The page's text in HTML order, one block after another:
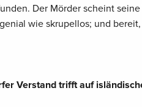
Der Mörder scheint seine
wie skrupellos; und
Verstand trifft auf